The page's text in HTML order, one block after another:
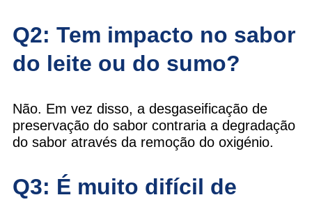
Q2: Tem impacto no sabor
do leite ou do sumo?
Não. Em vez disso, a desgaseificação de
preservação do sabor contraria a degradação
do sabor através da remoção do oxigénio.
Q3: É muito difícil de